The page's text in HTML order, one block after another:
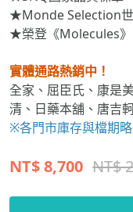
★榮登《Molecules》
全家、屈臣氏、康是
清、日藥本舖、唐吉
※各門市庫存與檔期略